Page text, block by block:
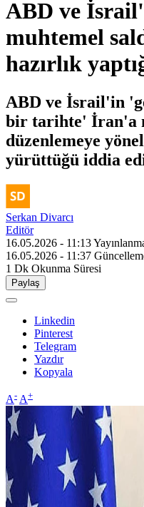
ABD ve
muhtemel
hazırlık
ABD ve İsrail'in
bir tarihte' İran'a
düzenlemeye
yürüttüğü iddia
Serkan Divarcı
Editör
16.05.2026 - 11:13
16.05.2026 - 11:37
1 Dk Okunma Süresi
Paylaş
Linkedin
Pinterest
Telegram
Yazdır
Kopyala
A- A+